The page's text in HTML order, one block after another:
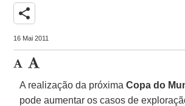
share
16 Mai 2011
A realização da próximaCopa do
pode aumentar os casos de